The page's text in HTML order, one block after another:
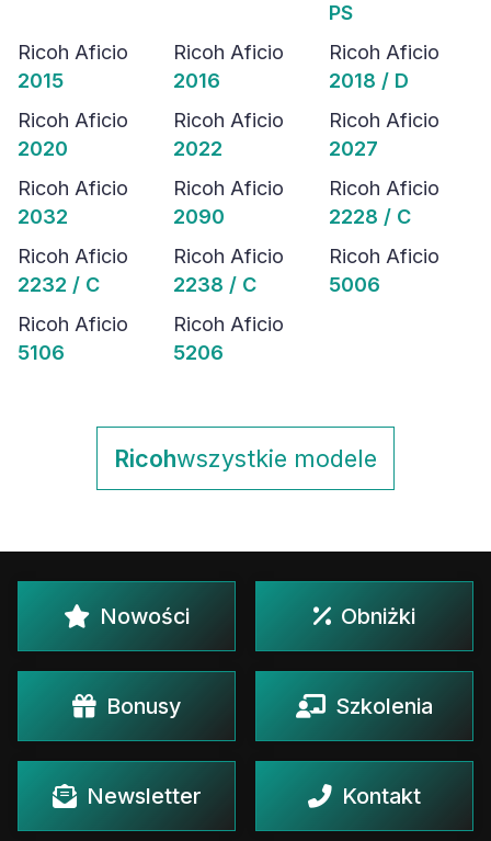
PS
Ricoh Aficio
2015
Ricoh Aficio
2016
Ricoh Aficio
2018 / D
Ricoh Aficio
2020
Ricoh Aficio
2022
Ricoh Aficio
2027
Ricoh Aficio
2032
Ricoh Aficio
2090
Ricoh Aficio
2228 / C
Ricoh Aficio
2232 / C
Ricoh Aficio
2238 / C
Ricoh Aficio
5006
Ricoh Aficio
5106
Ricoh Aficio
5206
Ricohwszystkie modele
Nowości Obniżki
Bonusy Szkolenia
Newsletter Kontakt